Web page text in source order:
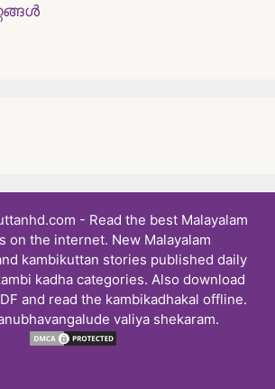
- Read the best Malayalam
on the internet. New Malayalam
kambikuttan stories published daily
kadha categories. Also download
and read the kambikadhakal offline.
valiya shekaram.